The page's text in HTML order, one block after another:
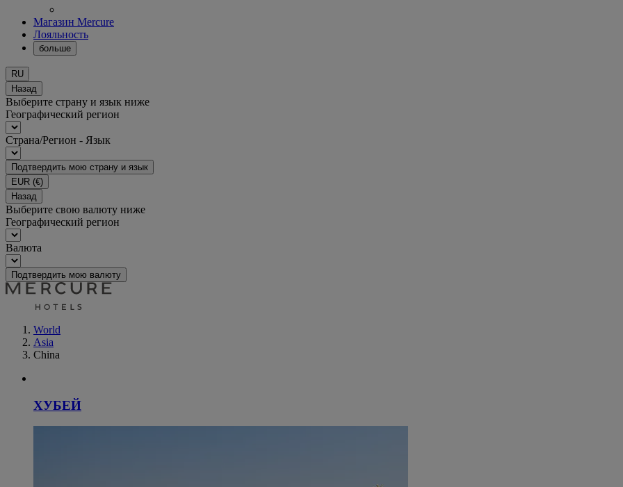
Магазин Mercure
Лояльность
больше
RU
Назад
Выберите страну и язык ниже
Географический регион
Страна/Регион - Язык
Подтвердить мою страну и язык
EUR (€)
Назад
Выберите свою валюту ниже
Географический регион
Валюта
Подтвердить мою валюту
World
Asia
China
ХУБЕЙ